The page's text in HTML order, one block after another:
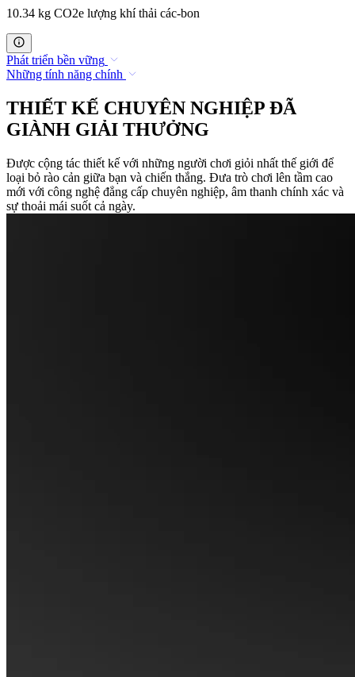
10.34 kg CO2e lượng khí thải các-bon
Phát triển bền vững
Những tính năng chính
THIẾT KẾ CHUYÊN NGHIỆP ĐÃ
GIÀNH GIẢI THƯỞNG
Được cộng tác thiết kế với những người chơi giỏi nhất thế giới để
loại bỏ rào cản giữa bạn và chiến thắng. Đưa trò chơi lên tầm cao
mới với công nghệ đẳng cấp chuyên nghiệp, âm thanh chính xác và
sự thoải mái suốt cả ngày.